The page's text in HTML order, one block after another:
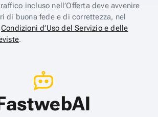
incluso nell’Offerta deve avvenire
di buona fede e di correttezza, nel
Condizioni d’Uso del Servizio e delle
.